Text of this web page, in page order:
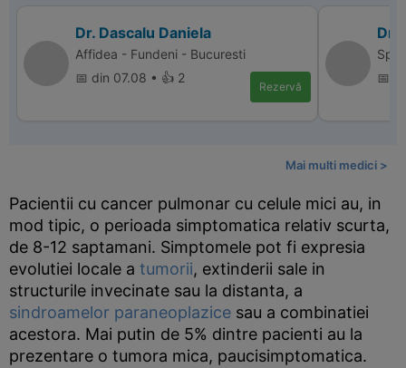
Dr. Dascalu Daniela
Affidea - Fundeni - Bucuresti
📅 din 07.08 • 👍 2
Rezervă
Dr.
📅
Mai multi medici >
Pacientii cu cancer pulmonar cu celule mici au, in
mod tipic, o perioada simptomatica relativ scurta,
de 8-12 saptamani. Simptomele pot fi expresia
evolutiei locale a tumorii, extinderii sale in
structurile invecinate sau la distanta, a
sindroamelor paraneoplazice sau a combinatiei
acestora. Mai putin de 5% dintre pacienti au la
prezentare o tumora mica, paucisimptomatica.